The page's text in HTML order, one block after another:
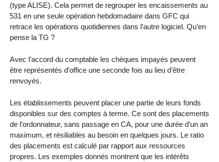
(type ALISE). Cela permet de regrouper les encaissements au
531 en une seule opération hebdomadaire dans GFC qui
retrace les opérations quotidiennes dans l’autre logiciel. Qu’en
pense la TG ?
Avec l’accord du comptable les chèques impayés peuvent
être représentés d’office une seconde fois au lieu d’être
renvoyés.
Les établissements peuvent placer une partie de leurs fonds
disponibles sur des comptes à terme. Ce sont des placements
de l’ordonnateur, sans passage en CA, pour une durée d’un an
maximum, et résiliables au besoin en quelques jours. Le ratio
des placements est calculé par rapport aux ressources
propres. Les exemples donnés montrent que les intérêts